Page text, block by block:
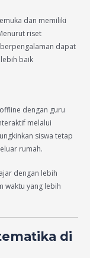
dan memiliki
riset
berpengalaman dapat
baik
dengan guru
melalui
siswa tetap
rumah.
dengan lebih
waktu yang lebih
di